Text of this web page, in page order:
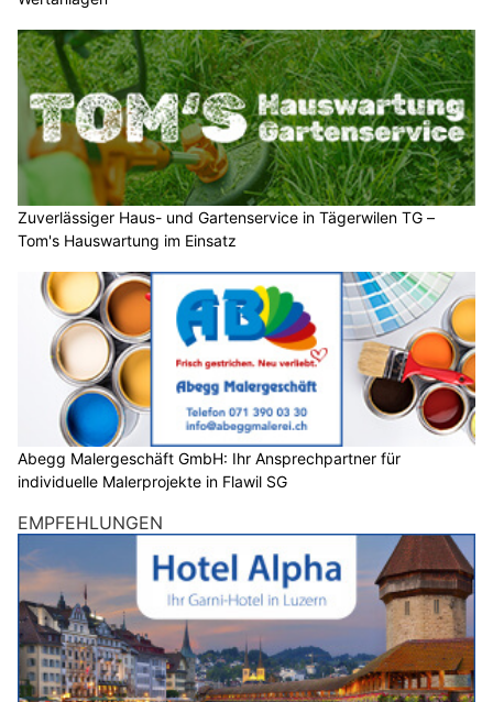
Zuverlässiger Haus- und Gartenservice in Tägerwilen TG –
Tom's Hauswartung im Einsatz
Abegg Malergeschäft GmbH: Ihr Ansprechpartner für
individuelle Malerprojekte in Flawil SG
EMPFEHLUNGEN